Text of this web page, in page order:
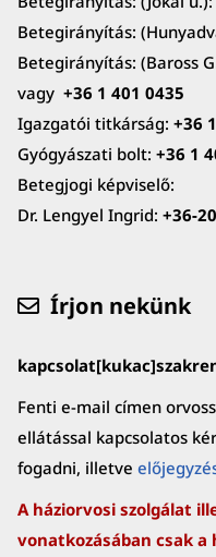
Betegirányítás:
Betegirányítás: (Baross
vagy +36 1 401 0435
Igazgatói titkárság: +36
Gyógyászati bolt: +36 1
Betegjogi képviselő:
Dr. Lengyel Ingrid: +36-
Írjon nekünk
Fenti e-mail címen
ellátással kapcsolatos
fogadni, illetve
A háziorvosi szolgálat
vonatkozásában csak